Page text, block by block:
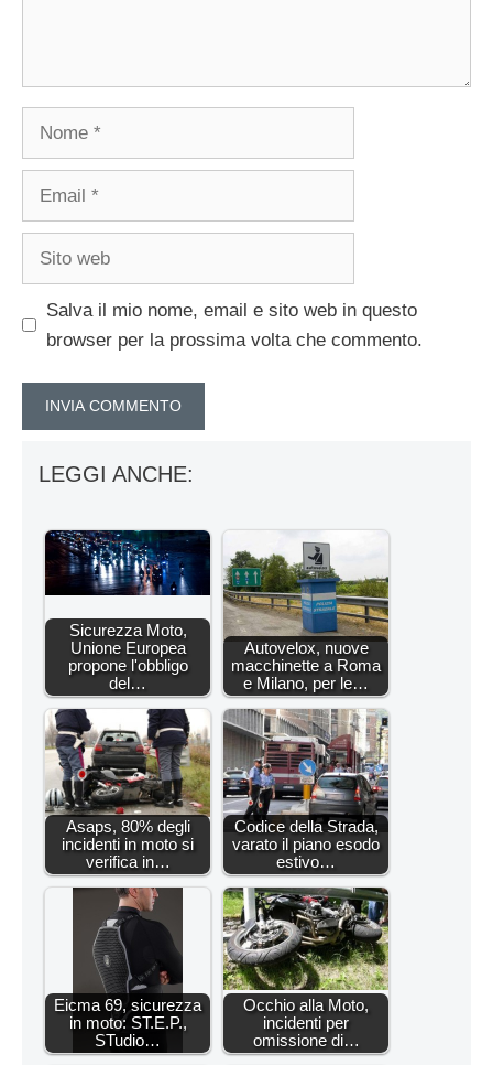
Salva il mio nome, email e sito web in questo
browser per la prossima volta che commento.
LEGGI ANCHE:
Sicurezza Moto,
Unione Europea
propone l'obbligo
del…
Autovelox, nuove
macchinette a Roma
e Milano, per le…
Asaps, 80% degli
incidenti in moto si
verifica in…
Codice della Strada,
varato il piano esodo
estivo…
Eicma 69, sicurezza
in moto: ST.E.P.,
STudio…
Occhio alla Moto,
incidenti per
omissione di…